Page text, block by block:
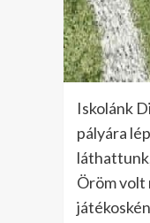
Iskolánk
pályára
Öröm volt